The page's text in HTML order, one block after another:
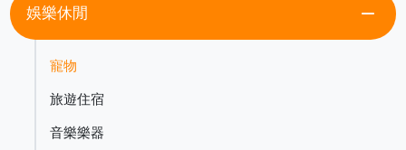
娛樂休閒 remove
寵物
旅遊住宿
音樂樂器